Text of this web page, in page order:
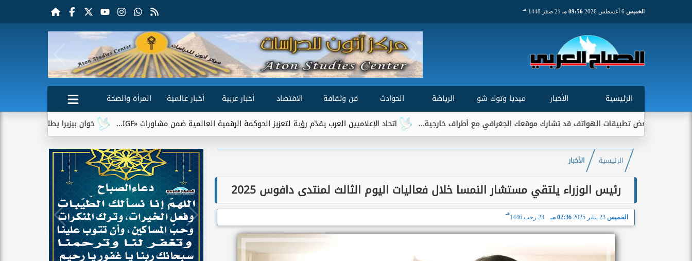
الخميس 09:56 مـ 21 صفر 1448 هـ
الرئيسية الأخبار ميديا وتوك شو الرياضة الحوادث فن وثقافة الاقتصاد أخبار عربية أخبار عالمية
المرأة والصحة
خوان بيزيرا يطلب الرحيل عن الزمالك..
اتحاد الإعلاميين العرب يقدّم رؤية لتعزيز الحوكمة الرقمية العالمية ضمن مشاورات «IGF... بعض تطبيقات الهواتف قد تشارك موقعك الجغرافي مع أطراف خارجية...
الرئيسية الأخبار
رئيس الوزراء يلتقي مستشار النمسا خلال فعاليات اليوم الثالث لمنتدى دافوس 2025
الخميس 23 يناير 2025 02:36 مـ 23 رجب 1446
هـ